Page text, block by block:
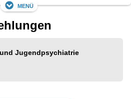
Menü
Jugendpsychiatrie